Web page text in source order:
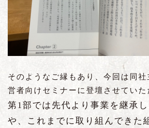
そのようなご縁もあり、今回は同社
営者向けセミナーに登壇させていた
第1部では先代より事業を継承
や、これまでに取り組んできた